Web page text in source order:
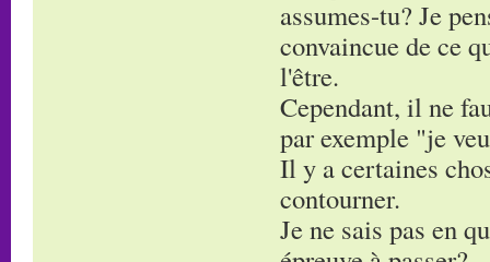
assumes-tu? Je
convaincue de ce
l'être.
Cependant, il ne
par exemple "je
Il y a certaines
contourner.
Je ne sais pas en